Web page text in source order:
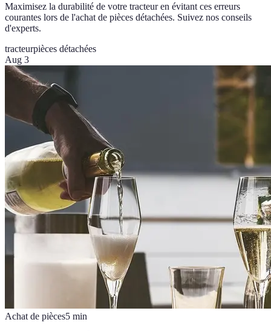
Maximisez la durabilité de votre tracteur en évitant ces erreurs
courantes lors de l'achat de pièces détachées. Suivez nos conseils
d'experts.
tracteurpièces détachées
Aug 3
Achat de pièces5 min